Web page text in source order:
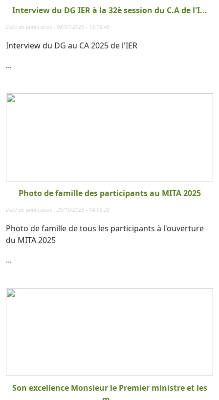
Interview du DG IER à la 32è session du C.A de l'I...
Date de publication : 08/01/2026 - 13:15:49
Interview du DG au CA 2025 de l'IER
...
Photo de famille des participants au MITA 2025
Date de publication : 29/10/2025 - 14:06:28
Photo de famille de tous les participants à l'ouverture
du MITA 2025
...
Son excellence Monsieur le Premier ministre et les